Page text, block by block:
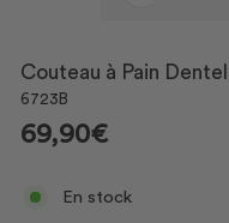
Couteau à Pain
6723B
69,90€
En stock